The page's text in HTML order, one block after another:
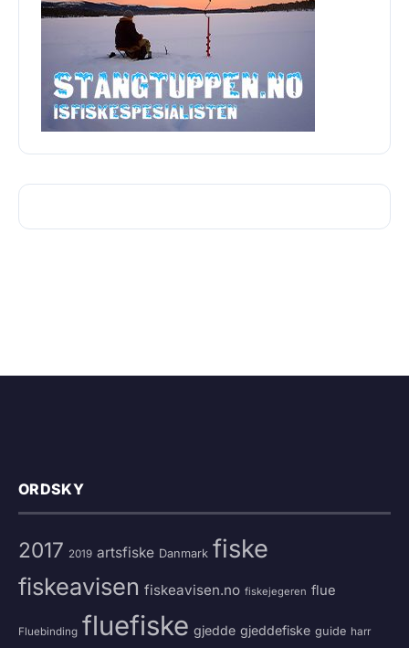
ORDSKY
2017 2019 artsfiske Danmark fiske
fiskeavisen fiskeavisen.no fiskejegeren flue
Fluebinding fluefiske gjedde gjeddefiske guide harr